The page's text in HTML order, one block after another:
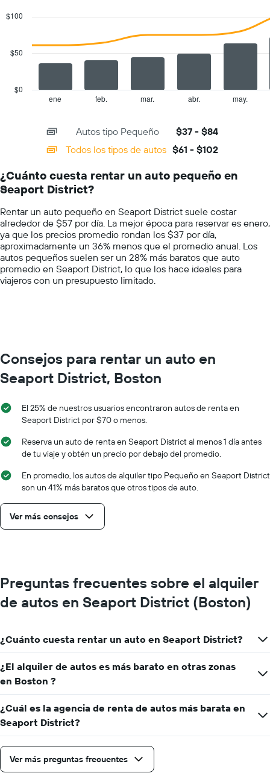
El
1
eje
indica
auto
de
renta
por
empresa.
with
categories.
The
has
1
Y
axis
displaying
values.
Range:
ene feb. mar. abr. may.
$0
$50
$100
Autos tipo Pequeño
$37 - $84
Todos los tipos de autos $61 - $102
¿Cuánto cuesta rentar un auto pequeño en
Seaport District?
Rentar un auto pequeño en Seaport District suele costar
alrededor de $57 por día. La mejor época para reservar es enero,
ya que los precios promedio rondan los $37 por día,
aproximadamente un 36% menos que el promedio anual. Los
autos pequeños suelen ser un 28% más baratos que auto
promedio en Seaport District, lo que los hace ideales para
viajeros con un presupuesto limitado.
Consejos para rentar un auto en
Seaport District, Boston
El 25% de nuestros usuarios encontraron autos de renta en
Seaport District por $70 o menos.
Reserva un auto de renta en Seaport District al menos 1 día antes
de tu viaje y obtén un precio por debajo del promedio.
En promedio, los autos de alquiler tipo Pequeño en Seaport District
son un 41% más baratos que otros tipos de auto.
Ver más consejos
Preguntas frecuentes sobre el alquiler
de autos en Seaport District (Boston)
¿Cuánto cuesta rentar un auto en Seaport District?
¿El alquiler de autos es más barato en otras zonas
en Boston ?
¿Cuál es la agencia de renta de autos más barata en
Seaport District?
Ver más preguntas frecuentes